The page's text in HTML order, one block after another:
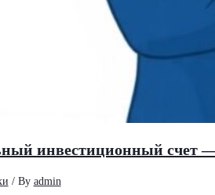
инвестиционный счет
/ By admin